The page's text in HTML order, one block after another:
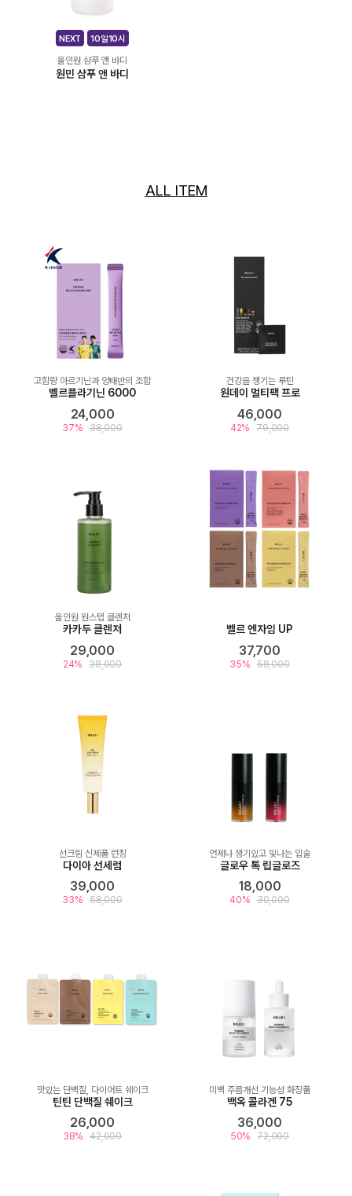
NEXT 10일10시
올인원 샴푸 앤 바디
원민 샴푸 앤 바디
ALL ITEM
고함량 아르기닌과 양태반의 조합
벨르플라기닌 6000
24,000
37% 38,000
건강을 챙기는 루틴
원데이 멀티팩 프로
46,000
42% 79,000
올인원 원스텝 클렌저
카카두 클렌저
29,000
24% 38,000
벨르 엔자임 UP
37,700
35% 58,000
선크림 신제품 런칭
다이아 선세럼
39,000
33% 58,000
언제나 생기있고 빛나는 입술
글로우 톡 립글로즈
18,000
40% 30,000
맛있는 단백질, 다이어트 쉐이크
틴틴 단백질 쉐이크
26,000
38% 42,000
미백 주름개선 기능성 화장품
백옥 콜라겐 75
36,000
50% 72,000